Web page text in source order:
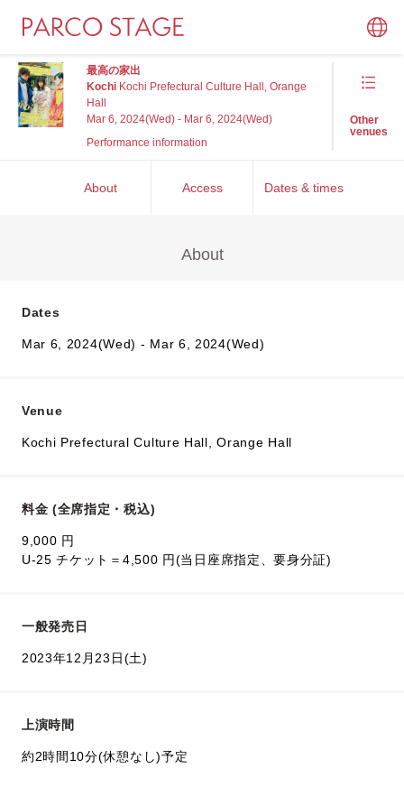
最高の家出
Kochi Kochi Prefectural Culture Hall, Orange
Hall
Mar 6, 2024(Wed) - Mar 6, 2024(Wed)
Performance information
Other
venues
About Access Dates & times
About
Dates
Mar 6, 2024(Wed) - Mar 6, 2024(Wed)
Venue
Kochi Prefectural Culture Hall, Orange Hall
料金 (全席指定・税込)
9,000 円
U-25 チケット＝4,500 円(当日座席指定、要身分証)
一般発売日
2023年12月23日(土)
上演時間
約2時間10分(休憩なし)予定